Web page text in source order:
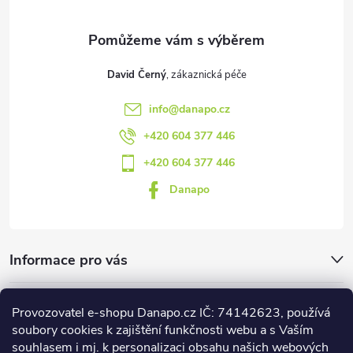
Provozovatel e-shopu Danapo.cz IČ: 74142623, používá
soubory cookies k zajištění funkčnosti webu a s Vaším
souhlasem i mj. k personalizaci obsahu našich webových
David Černý
info@danapo.cz
+420 604 377 446
+420 604 377 446
Danapo
Informace pro vás
Dotazník
Co upřednosťnujete?